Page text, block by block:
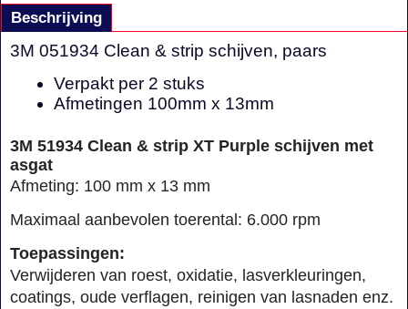
Beschrijving
3M 051934 Clean & strip schijven, paars
Verpakt per 2 stuks
Afmetingen 100mm x 13mm
3M 51934 Clean & strip XT Purple schijven met
asgat
Afmeting: 100 mm x 13 mm
Maximaal aanbevolen toerental: 6.000 rpm
Toepassingen:
Verwijderen van roest, oxidatie, lasverkleuringen,
coatings, oude verflagen, reinigen van lasnaden enz.